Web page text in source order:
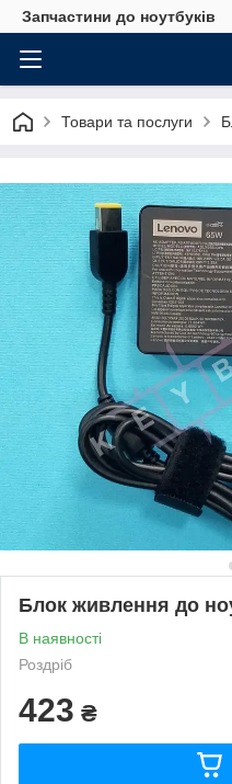
Запчастини до ноутбуків
Товари та послуги
Блок живлення до
В наявності
Роздріб
423 ₴